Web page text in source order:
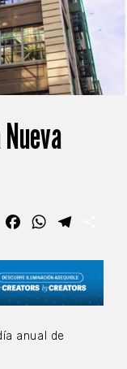
FacebookWhatsApp
anual de